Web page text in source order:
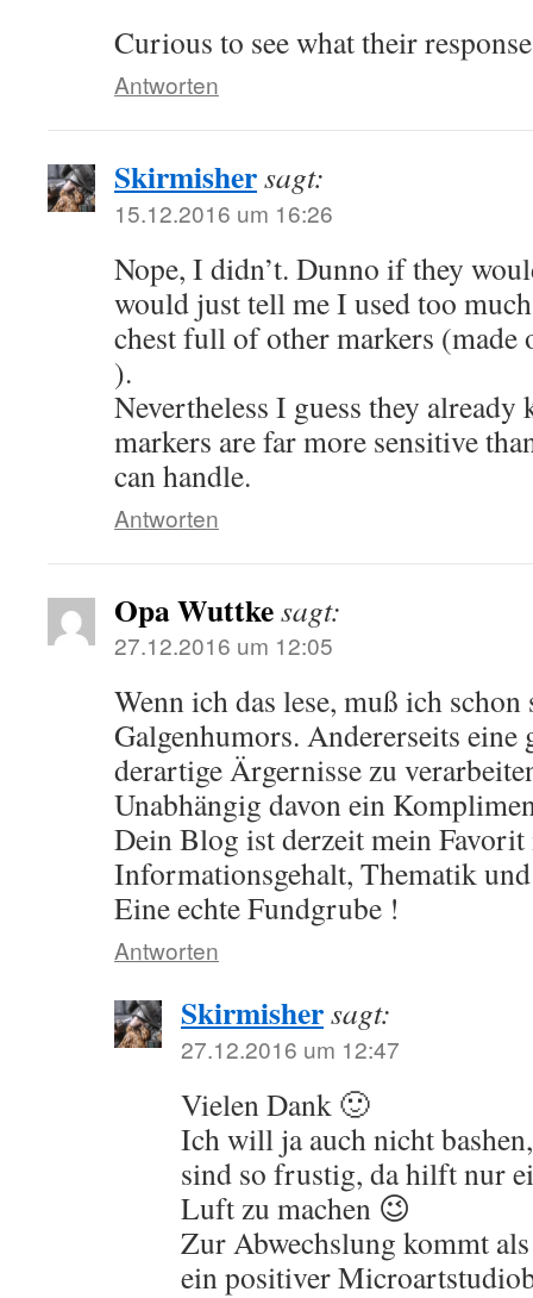
Curious to see what their
Antworten
Skirmishersagt:
15.12.2016 um 16:26
Nope, I didn’t. Dunno if they
would just tell me I used too
chest full of other markers (made
).
Nevertheless I guess they already
markers are far more sensitive
can handle.
Antworten
Opa Wuttkesagt:
27.12.2016 um 12:05
Wenn ich das lese, muß ich
Galgenhumors. Andererseits eine
derartige Ärgernisse zu
Unabhängig davon ein
Dein Blog ist derzeit mein Favorit
Informationsgehalt, Thematik
Eine echte Fundgrube !
Antworten
Skirmishersagt:
27.12.2016 um 12:47
Vielen Dank 🙂
Ich will ja auch nicht
sind so frustig, da hilft nur
Luft zu machen 😉
Zur Abwechslung kommt
ein positiver